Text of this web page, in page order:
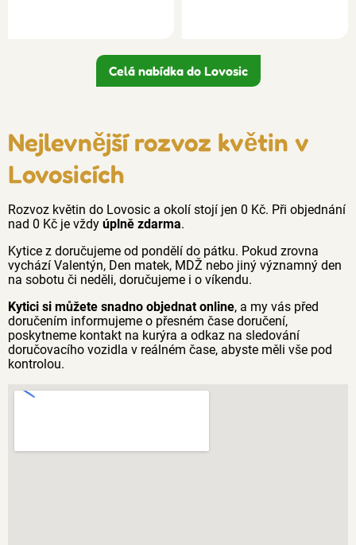
Celá nabídka do Lovosic
Nejlevnější rozvoz květin v
Lovosicích
Rozvoz květin do Lovosic a okolí stojí jen 0 Kč. Při objednání
nad 0 Kč je vždy úplně zdarma.
Kytice z doručujeme od pondělí do pátku. Pokud zrovna
vychází Valentýn, Den matek, MDŽ nebo jiný významný den
na sobotu či neděli, doručujeme i o víkendu.
Kytici si můžete snadno objednat online, a my vás před
doručením informujeme o přesném čase doručení,
poskytneme kontakt na kurýra a odkaz na sledování
doručovacího vozidla v reálném čase, abyste měli vše pod
kontrolou.